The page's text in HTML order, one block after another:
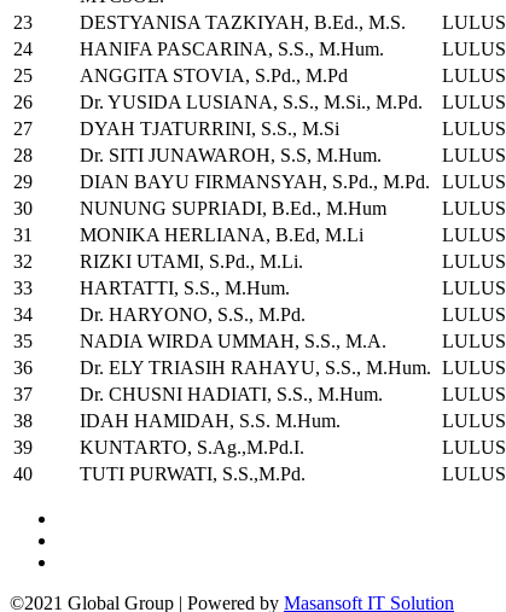
23
DESTYANISA TAZKIYAH, B.Ed., M.S.
LULUS
24
HANIFA PASCARINA, S.S., M.Hum.
LULUS
25
ANGGITA STOVIA, S.Pd., M.Pd
LULUS
26
Dr. YUSIDA LUSIANA, S.S., M.Si., M.Pd.
LULUS
27
DYAH TJATURRINI, S.S., M.Si
LULUS
28
Dr. SITI JUNAWAROH, S.S, M.Hum.
LULUS
29
DIAN BAYU FIRMANSYAH, S.Pd., M.Pd.
LULUS
30
NUNUNG SUPRIADI, B.Ed., M.Hum
LULUS
31
MONIKA HERLIANA, B.Ed, M.Li
LULUS
32
RIZKI UTAMI, S.Pd., M.Li.
LULUS
33
HARTATTI, S.S., M.Hum.
LULUS
34
Dr. HARYONO, S.S., M.Pd.
LULUS
35
NADIA WIRDA UMMAH, S.S., M.A.
LULUS
36
Dr. ELY TRIASIH RAHAYU, S.S., M.Hum. LULUS
37
Dr. CHUSNI HADIATI, S.S., M.Hum.
LULUS
38
IDAH HAMIDAH, S.S. M.Hum.
LULUS
39
KUNTARTO, S.Ag.,M.Pd.I.
LULUS
40
TUTI PURWATI, S.S.,M.Pd. LULUS
©2021 Global Group | Powered by Masansoft IT Solution